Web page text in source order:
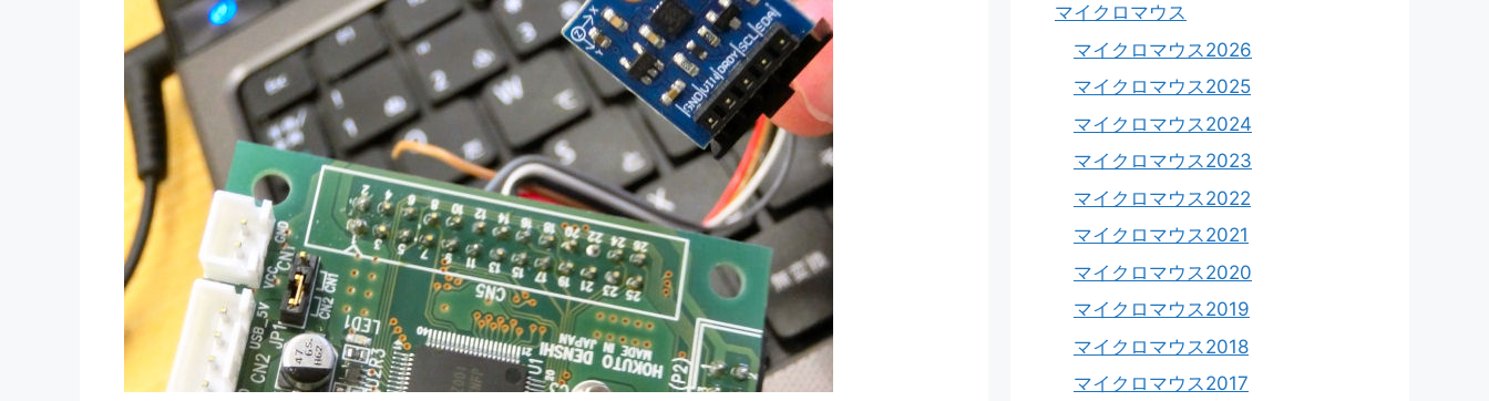
マイクロマウス
マイクロマウス2026
マイクロマウス2025
マイクロマウス2024
マイクロマウス2023
マイクロマウス2022
マイクロマウス2021
マイクロマウス2020
マイクロマウス2019
マイクロマウス2018
マイクロマウス2017